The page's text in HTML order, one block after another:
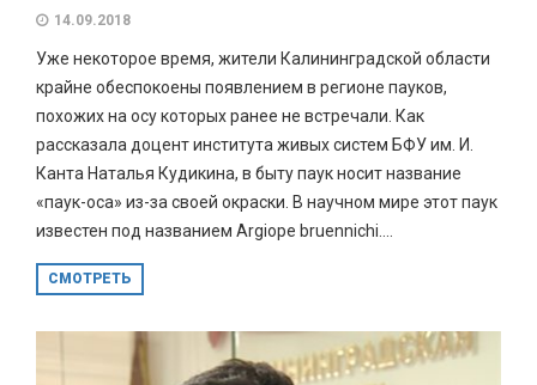
14.09.2018
Уже некоторое время, жители Калининградской области
крайне обеспокоены появлением в регионе пауков,
похожих на осу которых ранее не встречали. Как
рассказала доцент института живых систем БФУ им. И.
Канта Наталья Кудикина, в быту паук носит название
«паук-оса» из-за своей окраски. В научном мире этот паук
известен под названием Argiope bruennichi....
СМОТРЕТЬ